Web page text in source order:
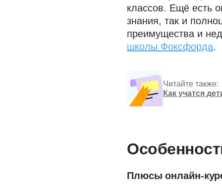
классов. Ещё есть
знания, так и
преимущества и
школы Фоксфорда.
Читайте также:
Как учатся
Плюсы онлайн-